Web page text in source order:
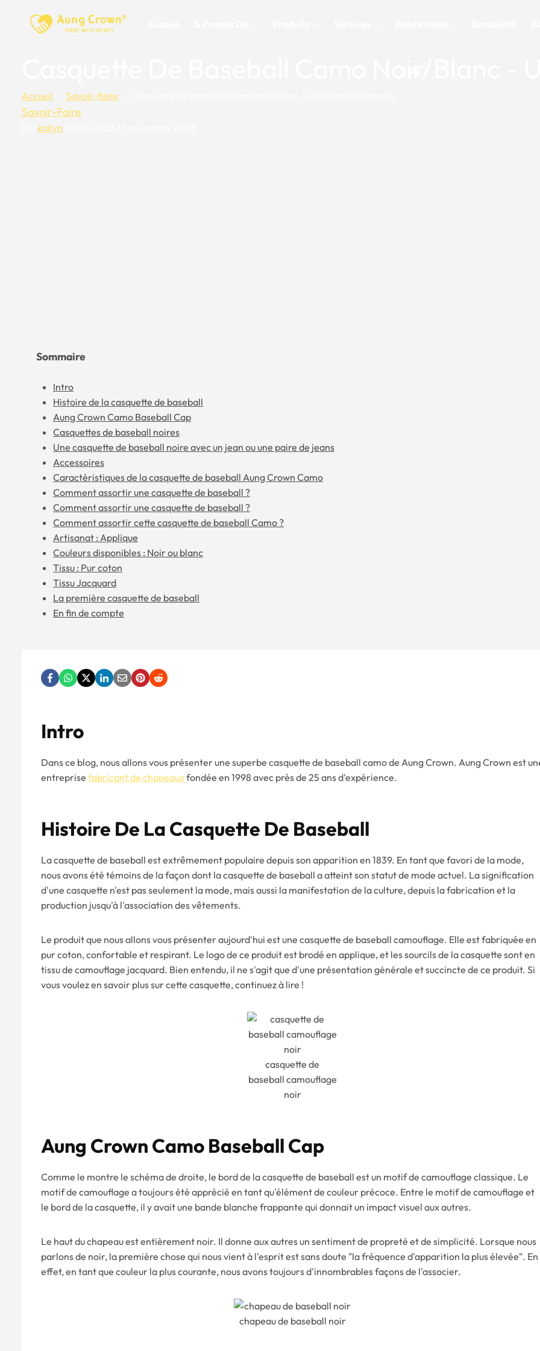
Accueil Savoir-faire
Savoir-Faire
kailyn
Sommaire
Intro
Histoire de la casquette de baseball
Aung Crown Camo Baseball Cap
Casquettes de baseball noires
Une casquette de baseball noire avec un jean ou une paire de jeans
Accessoires
Caractéristiques de la casquette de baseball Aung Crown Camo
Comment assortir une casquette de baseball ?
Comment assortir une casquette de baseball ?
Comment assortir cette casquette de baseball Camo ?
Artisanat : Applique
Couleurs disponibles : Noir ou blanc
Tissu : Pur coton
Tissu Jacquard
La première casquette de baseball
En fin de compte
Intro
Dans ce blog, nous allons vous présenter une superbe casquette de baseball camo de Aung Crown. Aung Crown est
entreprise fabricant de chapeauxfondée en 1998 avec près de 25 ans d'expérience.
Histoire De La Casquette De Baseball
La casquette de baseball est extrêmement populaire depuis son apparition en 1839. En tant que favori de la mode,
nous avons été témoins de la façon dont la casquette de baseball a atteint son statut de mode actuel. La signification
d'une casquette n'est pas seulement la mode, mais aussi la manifestation de la culture, depuis la fabrication et la
production jusqu'à l'association des vêtements.
Le produit que nous allons vous présenter aujourd'hui est une casquette de baseball camouflage. Elle est fabriquée en
pur coton, confortable et respirant. Le logo de ce produit est brodé en applique, et les sourcils de la casquette sont en
tissu de camouflage jacquard. Bien entendu, il ne s'agit que d'une présentation générale et succincte de ce produit. Si
vous voulez en savoir plus sur cette casquette, continuez à lire !
casquette de
baseball camouflage
noir
Aung Crown Camo Baseball Cap
Comme le montre le schéma de droite, le bord de la casquette de baseball est un motif de camouflage classique. Le
motif de camouflage a toujours été apprécié en tant qu'élément de couleur précoce. Entre le motif de camouflage et
le bord de la casquette, il y avait une bande blanche frappante qui donnait un impact visuel aux autres.
Le haut du chapeau est entièrement noir. Il donne aux autres un sentiment de propreté et de simplicité. Lorsque nous
parlons de noir, la première chose qui nous vient à l'esprit est sans doute "la fréquence d'apparition la plus élevée". En
effet, en tant que couleur la plus courante, nous avons toujours d'innombrables façons de l'associer.
chapeau de baseball noir